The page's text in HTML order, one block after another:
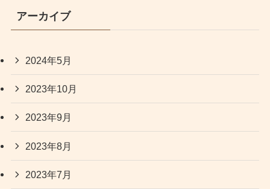
アーカイブ
2024年5月
2023年10月
2023年9月
2023年8月
2023年7月